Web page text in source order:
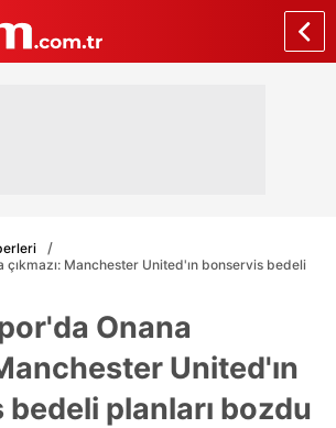
Manchester United'ın bonservis bedeli
Onana
United'ın
planları bozdu